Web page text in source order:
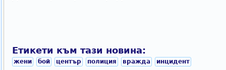
Етикети към тази новина:
жени бой център полиция вражда инцидент